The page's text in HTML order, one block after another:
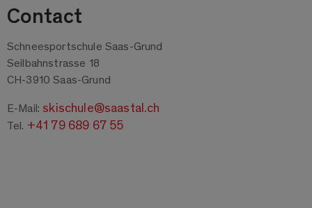
Contact
Schneesportschule Saas-Grund
Seilbahnstrasse 18
CH-3910 Saas-Grund
E-Mail: skischule@saastal.ch
Tel. +41 79 689 67 55